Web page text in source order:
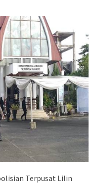
Terpusat Lilin